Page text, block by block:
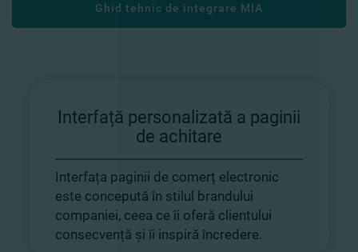
Ghid tehnic de integrare MIA
Interfață personalizată a paginii
de achitare
Interfața paginii de comerț electronic
este concepută în stilul brandului
companiei, ceea ce îi oferă clientului
consecvență și îi inspiră încredere.